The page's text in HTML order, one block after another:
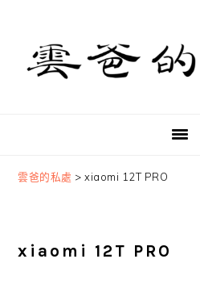
primary
navigation
content
primary
sidebar
雲爸的私處 >xiaomi 12T PRO
xiaomi 12T PRO